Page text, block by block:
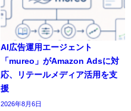
AI広告運用エージェント
「mureo」がAmazon Adsに対
応、リテールメディア活用を支
援
2026年8月6日